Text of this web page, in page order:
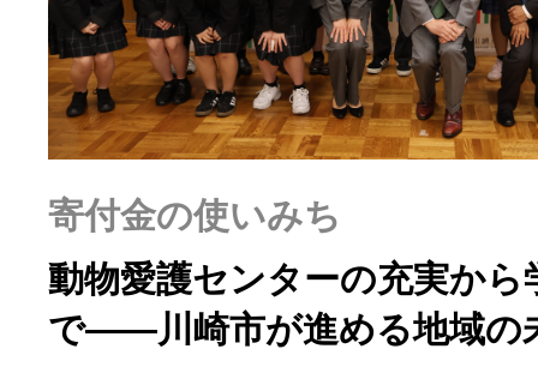
はじめるバイブルとは
よくあるご質問
問い合わせ
寄付金の使いみち
動物愛護センターの充実から
で――川崎市が進める地域の